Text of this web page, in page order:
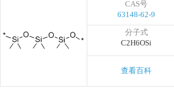
CAS号
63148-62-9
分子式
C2H6OSi
查看百科